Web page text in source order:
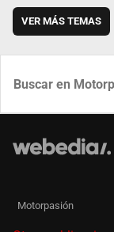
VER MÁS TEMAS
Motorpasión